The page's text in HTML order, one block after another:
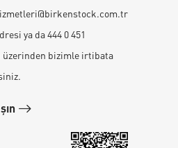
ya da 444 0 451
üzerinden bizimle irtibata